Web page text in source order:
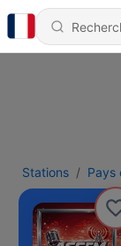
Stations Pays